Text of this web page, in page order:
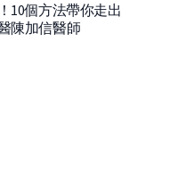
10個方法帶你走出
陳加信醫師